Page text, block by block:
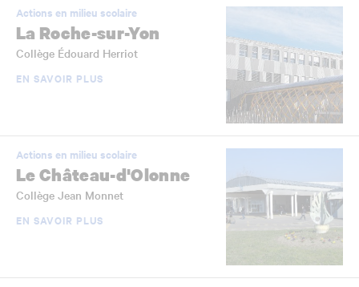
Actions en milieu scolaire
La Roche-sur-Yon
Collège Édouard Herriot
EN SAVOIR PLUS
Actions en milieu scolaire
Le Château-d'Olonne
Collège Jean Monnet
EN SAVOIR PLUS